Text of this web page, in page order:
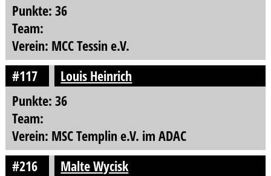
Punkte: 36
Team:
Verein: MCC Tessin e.V.
#117
Louis Heinrich
Punkte: 36
Team:
Verein: MSC Templin e.V. im ADAC
#216
Malte Wycisk